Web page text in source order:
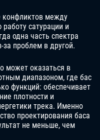
конфликтов между
сатурации и
одна часть спектра
за проблем в другой.
может оказаться в
диапазоном, где бас
функций: обеспечивает
плотности и
трека. Именно
проектирования баса
не меньше, чем